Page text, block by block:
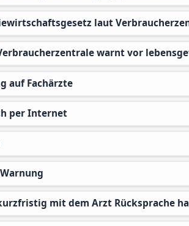
laut
warnt vor
auf Fachärzte
per Internet
kurzfristig mit dem Arzt Rücksprache